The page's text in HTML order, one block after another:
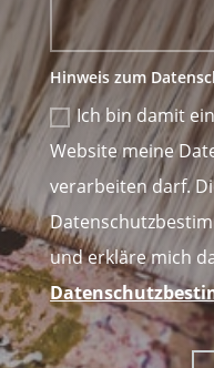
Hinweis zum
Ich bin damit
Website meine
verarbeiten darf.
und erkläre mich